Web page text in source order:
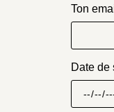
Ton
Date de